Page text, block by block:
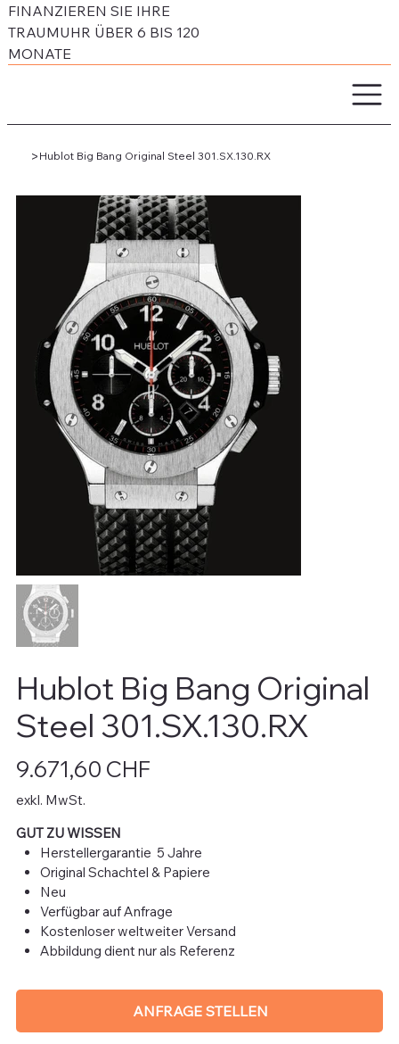
FINANZIEREN SIE IHRE
TRAUMUHR ÜBER 6 BIS 120
MONATE
> Hublot Big Bang Original Steel 301.SX.130.RX
Hublot Big Bang Original
Steel 301.SX.130.RX
9.671,60 CHF
exkl. MwSt.
GUT ZU WISSEN
Herstellergarantie 5 Jahre
Original Schachtel & Papiere
Neu
Verfügbar auf Anfrage
Kostenloser weltweiter Versand
Abbildung dient nur als Referenz
ANFRAGE STELLEN